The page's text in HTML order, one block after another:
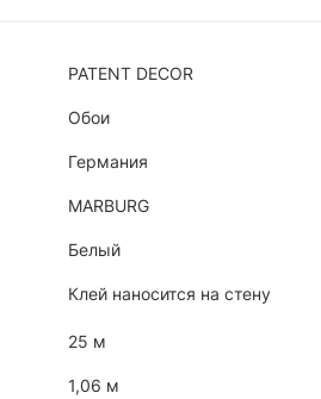
PATENT DECOR
Обои
Германия
MARBURG
Белый
Клей наносится на стену
25 м
1,06 м